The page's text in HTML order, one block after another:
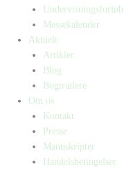
Undervisningsforløb
Messekalender
Aktuelt
Artikler
Blog
Bogtrailere
Om os
Kontakt
Presse
Manuskripter
Handelsbetingelser